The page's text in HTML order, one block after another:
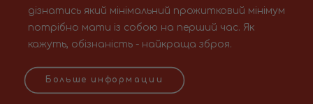
дізнатись який мінімальний прожитковий мінімум
потрібно мати із собою на перший час. Як
кажуть, обізнаність - найкраща зброя.
Больше информации